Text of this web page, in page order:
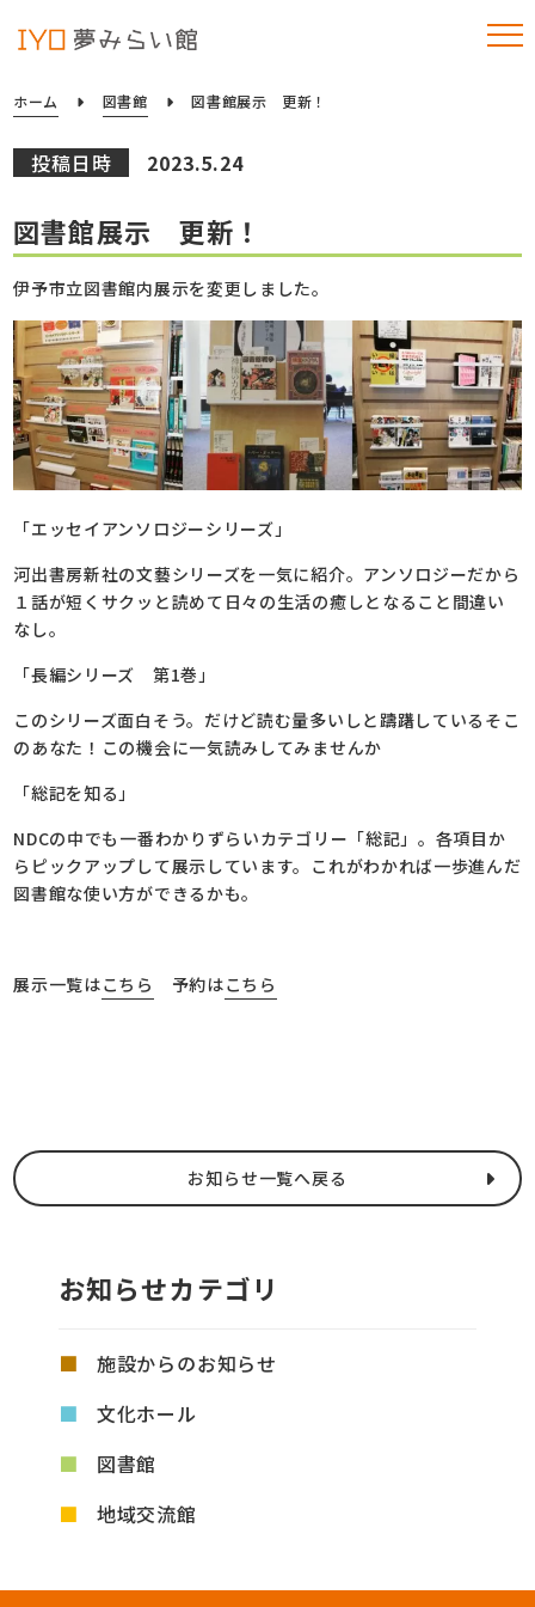
ホーム 図書館 図書館展示 更新！
投稿日時 2023.5.24
図書館展示 更新！
伊予市立図書館内展示を変更しました。
「エッセイアンソロジーシリーズ」
河出書房新社の文藝シリーズを一気に紹介。アンソロジーだから
１話が短くサクッと読めて日々の生活の癒しとなること間違い
なし。
「長編シリーズ 第1巻」
このシリーズ面白そう。だけど読む量多いしと躊躇しているそこ
のあなた！この機会に一気読みしてみませんか
「総記を知る」
NDCの中でも一番わかりずらいカテゴリー「総記」。各項目か
らピックアップして展示しています。これがわかれば一歩進んだ
図書館な使い方ができるかも。
展示一覧はこちら 予約はこちら
お知らせ一覧へ戻る
お知らせカテゴリ
施設からのお知らせ
文化ホール
図書館
地域交流館